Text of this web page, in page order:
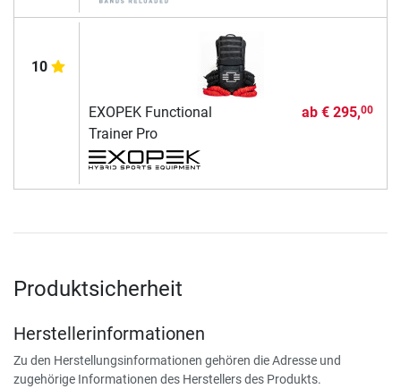
10
EXOPEK Functional
Trainer Pro
ab € 295,00
Produktsicherheit
Herstellerinformationen
Zu den Herstellungsinformationen gehören die Adresse und
zugehörige Informationen des Herstellers des Produkts.